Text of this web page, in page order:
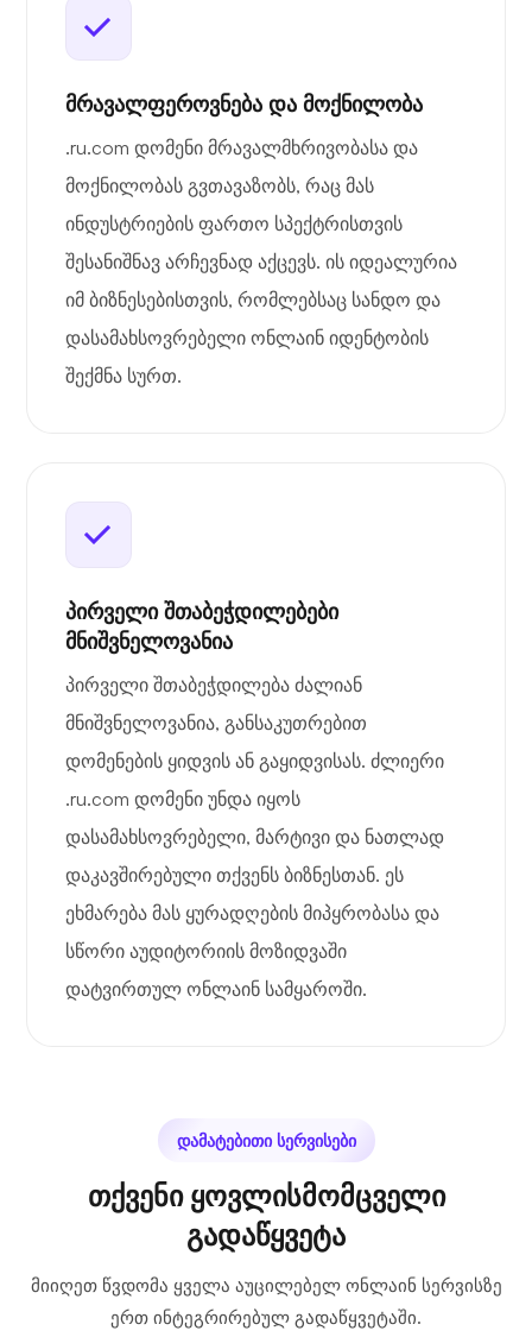
მრავალფეროვნება და მოქნილობა
.ru.com დომენი მრავალმხრივობასა და
მოქნილობას გვთავაზობს, რაც მას
ინდუსტრიების ფართო სპექტრისთვის
შესანიშნავ არჩევნად აქცევს. ის იდეალურია
იმ ბიზნესებისთვის, რომლებსაც სანდო და
დასამახსოვრებელი ონლაინ იდენტობის
შექმნა სურთ.
პირველი შთაბეჭდილებები
მნიშვნელოვანია
პირველი შთაბეჭდილება ძალიან
მნიშვნელოვანია, განსაკუთრებით
დომენების ყიდვის ან გაყიდვისას. ძლიერი
.ru.com დომენი უნდა იყოს
დასამახსოვრებელი, მარტივი და ნათლად
დაკავშირებული თქვენს ბიზნესთან. ეს
ეხმარება მას ყურადღების მიპყრობასა და
სწორი აუდიტორიის მოზიდვაში
დატვირთულ ონლაინ სამყაროში.
დამატებითი სერვისები
თქვენი ყოვლისმომცველი
გადაწყვეტა
მიიღეთ წვდომა ყველა აუცილებელ ონლაინ სერვისზე
ერთ ინტეგრირებულ გადაწყვეტაში.